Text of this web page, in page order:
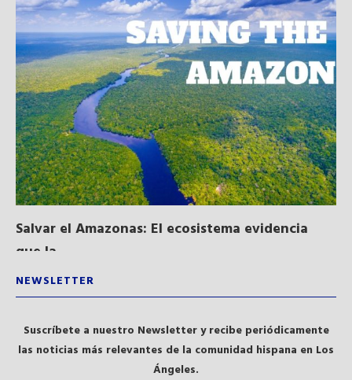
Salvar el Amazonas: El ecosistema evidencia
que la...
NEWSLETTER
Suscríbete a nuestro Newsletter y recibe periódicamente
las noticias más relevantes de la comunidad hispana en Los
Ángeles.